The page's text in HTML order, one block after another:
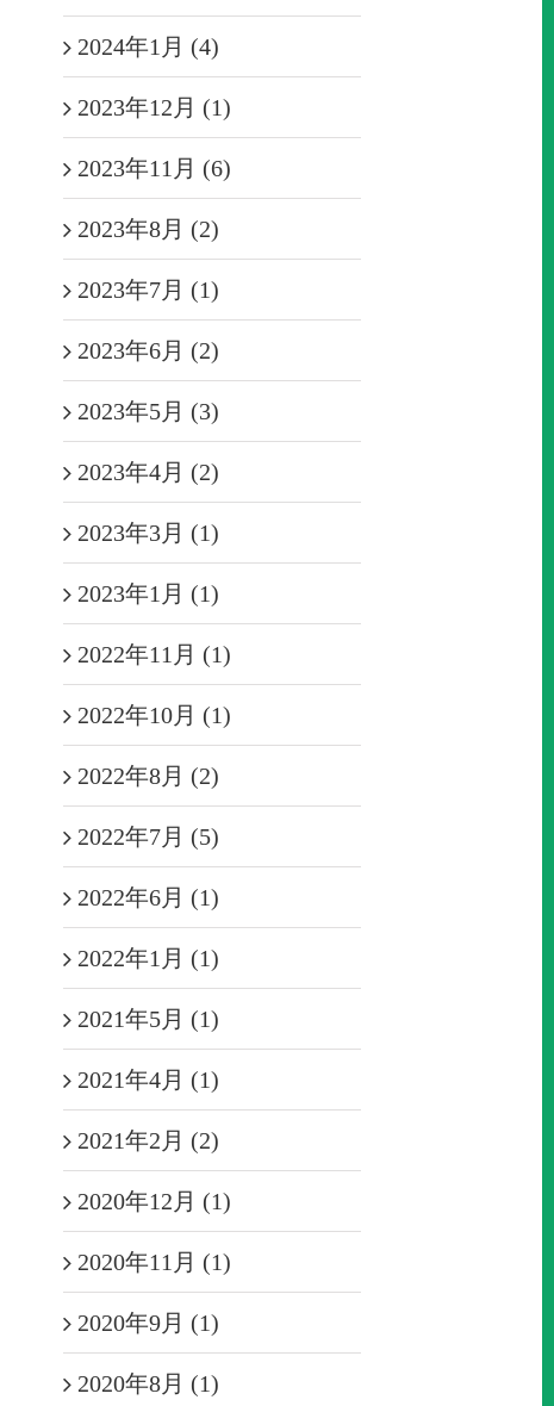
2024年1月 (4)
2023年12月 (1)
2023年11月 (6)
2023年8月 (2)
2023年7月 (1)
2023年6月 (2)
2023年5月 (3)
2023年4月 (2)
2023年3月 (1)
2023年1月 (1)
2022年11月 (1)
2022年10月 (1)
2022年8月 (2)
2022年7月 (5)
2022年6月 (1)
2022年1月 (1)
2021年5月 (1)
2021年4月 (1)
2021年2月 (2)
2020年12月 (1)
2020年11月 (1)
2020年9月 (1)
2020年8月 (1)